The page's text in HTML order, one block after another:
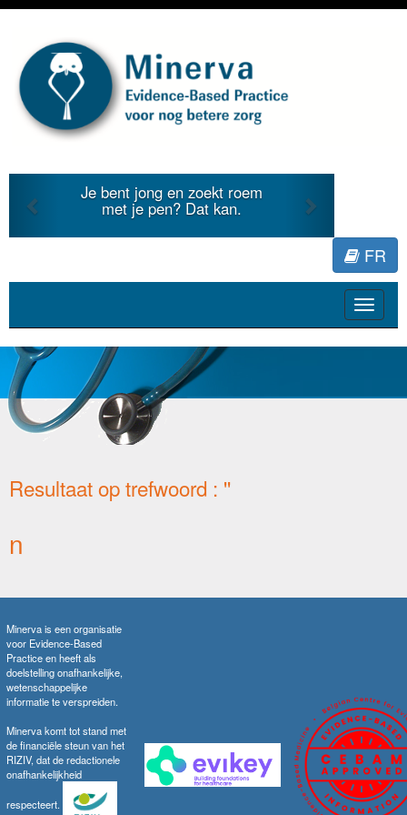
Je bent jong en zoekt roem
met je pen? Dat kan.
Previous
FR
Toggle
Resultaat op trefwoord : ''
n
Minerva is een organisatie
voor Evidence-Based
Practice en heeft als
doelstelling onafhankelijke,
wetenschappelijke
informatie te verspreiden.
Minerva komt tot stand met
de financiële steun van het
RIZIV, dat de redactionele
onafhankelijkheid
respecteert.